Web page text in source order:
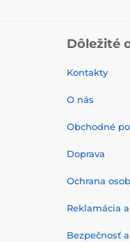
Dôležité
Kontakty
O nás
Obchodné
Doprava
Ochrana
Reklamácia
Bezpečnosť